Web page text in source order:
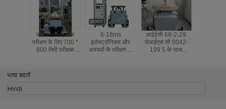
कार पहिया प्रभाव
परीक्षण के लिए 700 *
800 मिमी परीक्षक
6-18ms
इलेक्ट्रॉनिक्स और
अवयवों के परीक्षण के
आईईसी 68-2-29
जेआईएस सी 0042-
199 5 के साथ
भाषा बदलें
Hindi